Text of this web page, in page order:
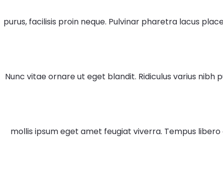
purus, facilisis proin neque. Pulvinar pharetra lacus
Nunc vitae ornare ut eget blandit. Ridiculus varius nibh
mollis ipsum eget amet feugiat viverra. Tempus